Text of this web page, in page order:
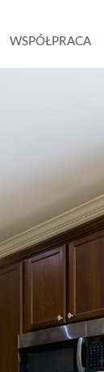
WSPÓŁPRACA